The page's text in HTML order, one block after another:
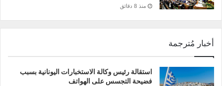
منذ 8 دقائق
أخبار مُترجمة
استقالة رئيس وكالة الاستخبارات اليونانية بسبب
فضيحة التجسس على الهواتف